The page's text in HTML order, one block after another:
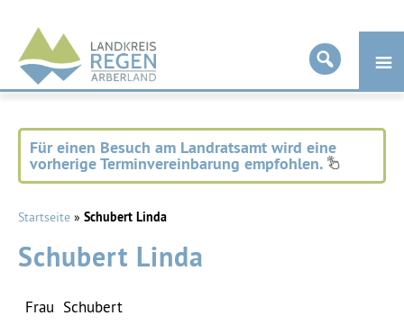
Landkreis
Regen
Für einen Besuch am Landratsamt wird eine
vorherige Terminvereinbarung empfohlen.
Startseite » Schubert Linda
Schubert Linda
Frau Schubert